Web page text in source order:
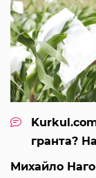
гранта?
Михайло